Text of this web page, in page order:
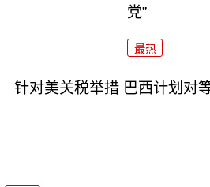
党”
最热
针对美关税举措 巴西计划对